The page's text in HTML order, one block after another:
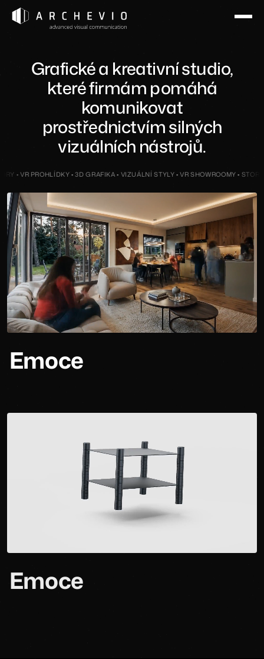
Grafické a kreativní studio,
které firmám pomáhá
komunikovat
prostřednictvím silných
vizuálních nástrojů.
• 3D GRAFIKA • VIZUÁLNÍ STYLY • VR SHOWROOMY •
Výběr
Varianty